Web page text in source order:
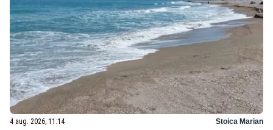
4 aug. 2026, 11:14 Stoica Marian